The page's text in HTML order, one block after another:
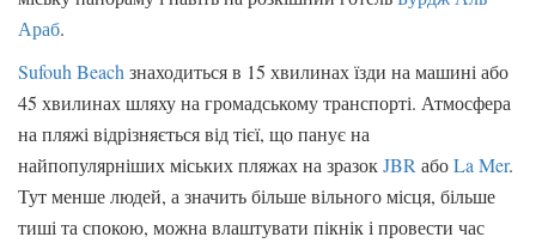
Араб.
Sufouh Beach знаходиться в 15 хвилинах їзди на машині або
45 хвилинах шляху на громадському транспорті. Атмосфера
на пляжі відрізняється від тієї, що панує на
найпопулярніших міських пляжах на зразокJBR абоLa Mer.
Тут менше людей, а значить більше вільного місця, більше
тиші та спокою, можна влаштувати пікнік і провести час